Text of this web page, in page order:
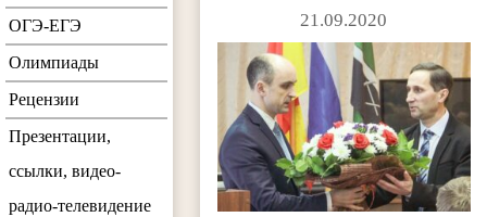
21.09.2020
ОГЭ-ЕГЭ
Олимпиады
Рецензии
Презентации,
ссылки, видео-
радио-телевидение